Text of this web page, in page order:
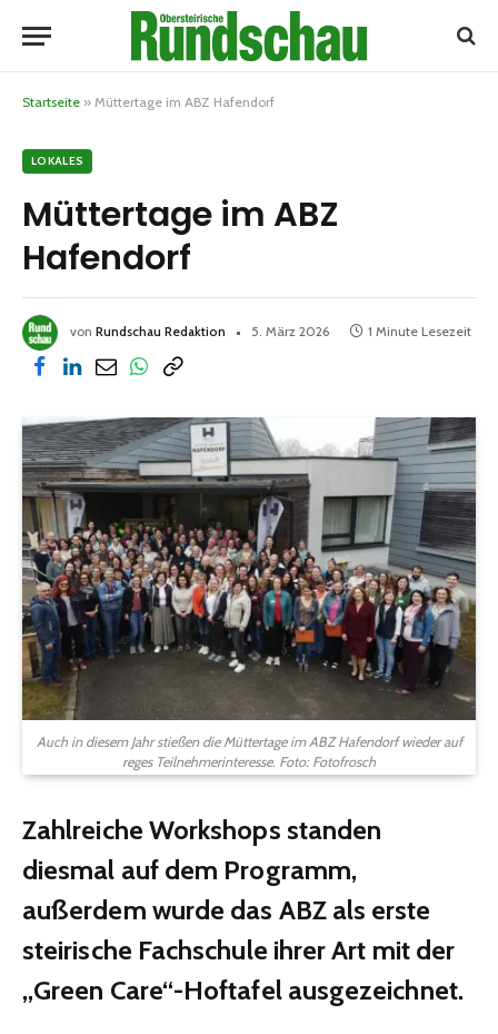
Startseite » Müttertage im ABZ Hafendorf
LOKALES
Müttertage im ABZ
Hafendorf
von Rundschau Redaktion 5. März 2026 1 Minute Lesezeit
Auch in diesem Jahr stießen die Müttertage im ABZ Hafendorf wieder auf
reges Teilnehmerinteresse. Foto: Fotofrosch
Zahlreiche Workshops standen
diesmal auf dem Programm,
außerdem wurde das ABZ als erste
steirische Fachschule ihrer Art mit der
„Green Care“-Hoftafel ausgezeichnet.